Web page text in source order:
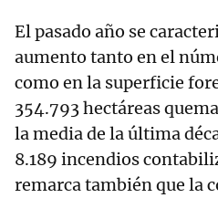
El pasado año se
aumento tanto en el
como en la superficie
354.793 hectáreas
la media de la última
8.189 incendios
remarca también que la